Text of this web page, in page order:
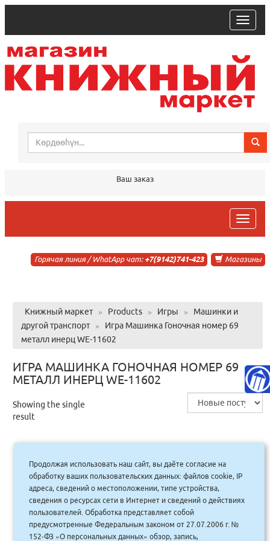
trk
Ваш заказ
trk
Магазины
Горячая линия / WhatApp чат: +7(9142)741-423
Книжный маркет » Products » Игры »
Машинки и
другой транспорт
»
Игра Машинка Гоночная номер 69
металл инерц WE-11602
ИГРА МАШИНКА ГОНОЧНАЯ НОМЕР 69
МЕТАЛЛ ИНЕРЦ WE-11602
Showing the single
result
Игра Машинка Гоночная номер 69
металл инерц WE-11602/номер 69
220.00руб.
198 руб.
Купить
Продолжая использовать наш сайт, вы даёте согласие на
обработку ваших пользовательских данных: файлов cookie, IP
адреса, сведений о местоположении, типе устройства,
сведения о ресурсах сети в Интернет и сведений о действиях
пользователей. Обработка представляет собой
предусмотренные Федеральным законом от 27.07.2006 г. №
152-ФЗ «О персональных данных» обзор, запись,